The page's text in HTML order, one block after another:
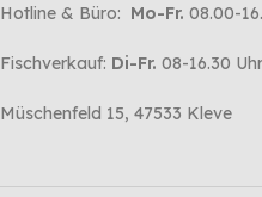
Hotline & Büro: Mo-Fr. 08.00-
Fischverkauf: Di-Fr. 08-16.30
Müschenfeld 15, 47533 Kleve